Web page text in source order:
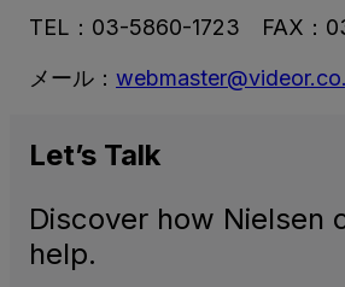
TEL：03-5860-1723 FAX：
メール：
Let’s Talk
Discover how Nielsen
help.